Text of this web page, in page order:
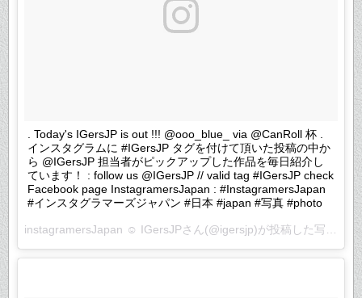
. Today's IGersJP is out !!! @ooo_blue_ via @CanRoll 杯 .
インスタグラムに #IGersJP タグを付けて頂いた投稿の中か
ら @IGersJP 担当者がピックアップした作品を毎日紹介し
ています！ : follow us @IGersJP // valid tag #IGersJP check
Facebook page InstagramersJapan : #InstagramersJapan
#インスタグラマーズジャパン #日本 #japan #写真 #photo